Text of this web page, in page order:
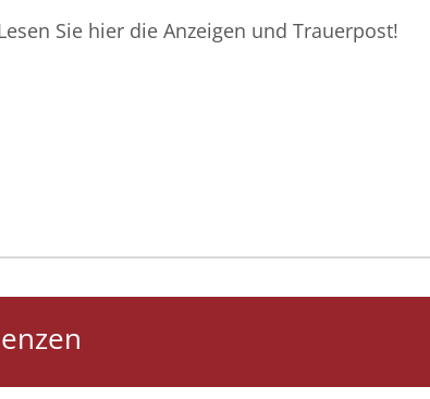
Sie hier die Anzeigen und Trauerpost!